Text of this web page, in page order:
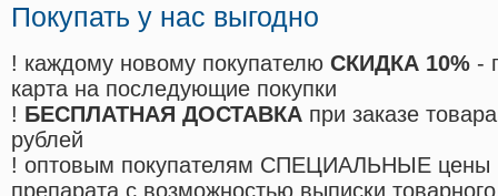
Покупать у нас выгодно
! каждому новому покупателю СКИДКА 10% -
карта на последующие покупки
! БЕСПЛАТНАЯ ДОСТАВКА при заказе
рублей
! оптовым покупателям СПЕЦИАЛЬНЫЕ цены
препарата с возможностью выписки